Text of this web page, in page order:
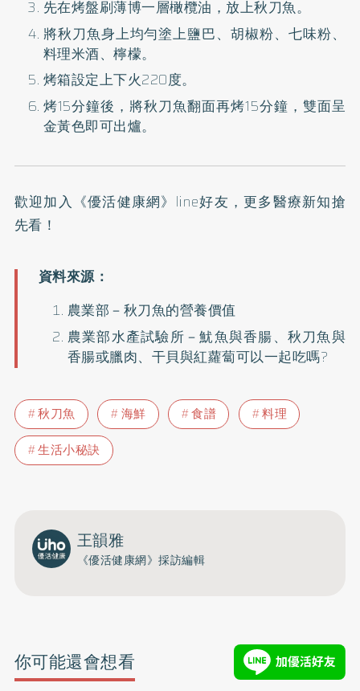
先在烤盤刷薄博一層橄欖油，放上秋刀魚。
將秋刀魚身上均勻塗上鹽巴、胡椒粉、七味粉、
料理米酒、檸檬。
烤箱設定上下火220度。
烤15分鐘後，將秋刀魚翻面再烤15分鐘，雙面呈
金黃色即可出爐。
歡迎加入 《優活健康網》line好友 ，更多醫療新知搶
先看！
農業部－秋刀魚的營養價值
農業部水產試驗所－魷魚與香腸、秋刀魚與
香腸或臘肉、干貝與紅蘿蔔可以一起吃嗎?
秋刀魚 海鮮 食譜
料理
生活小秘訣
王韻雅
《優活健康網》採訪編輯
你可能還會想看